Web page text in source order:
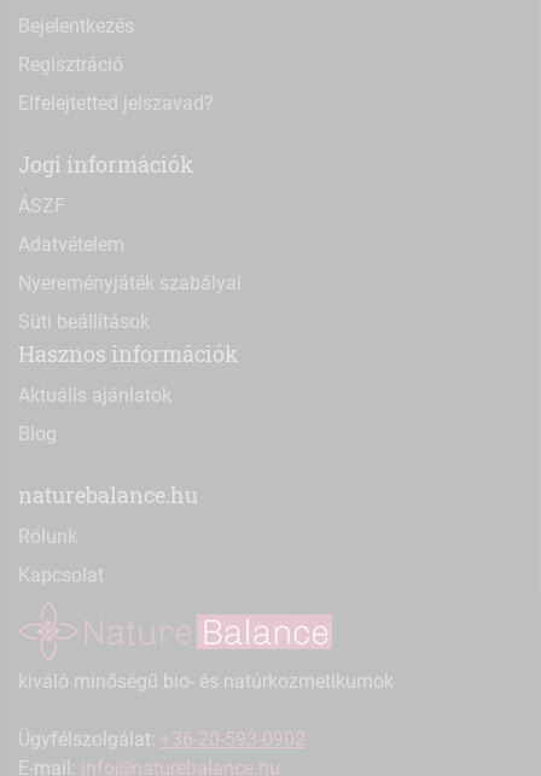
Bejelentkezés
Regisztráció
Elfelejtetted jelszavad?
Jogi információk
ÁSZF
Adatvételem
Nyereményjáték szabályai
Süti beállítások
Hasznos információk
Aktuális ajánlatok
Blog
naturebalance.hu
Rólunk
Kapcsolat
kiváló minőségű bio- és natúrkozmetikumok
Ügyfélszolgálat: +36-20-593-0902
E-mail: info@naturebalance.hu